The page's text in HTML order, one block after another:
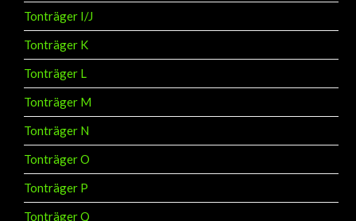
Tonträger I/J
Tonträger K
Tonträger L
Tonträger M
Tonträger N
Tonträger O
Tonträger P
Tonträger Q